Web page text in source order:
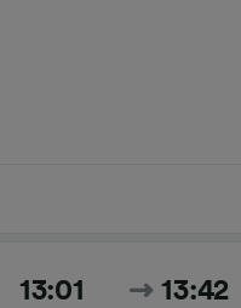
13:01 13:42